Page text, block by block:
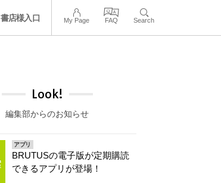
書店様入口 My Page FAQ Search
Look!
編集部からのお知らせ
アプリ
BRUTUSの電子版が定期購読
できるアプリが登場！